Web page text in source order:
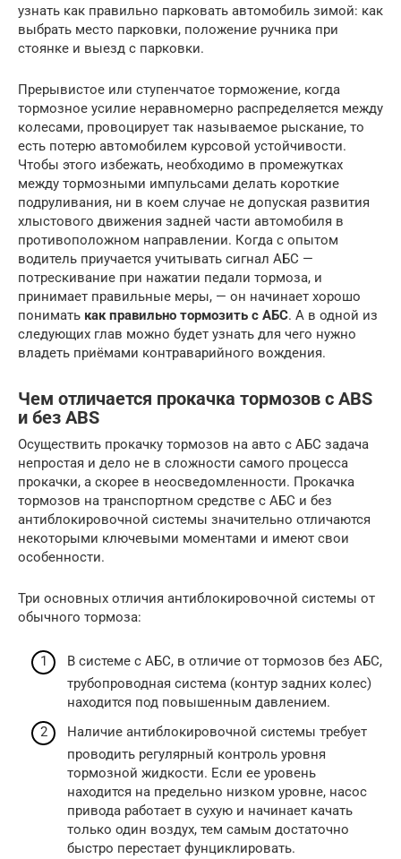
узнать как правильно парковать автомобиль зимой: как
выбрать место парковки, положение ручника при
стоянке и выезд с парковки.
Прерывистое или ступенчатое торможение, когда
тормозное усилие неравномерно распределяется между
колесами, провоцирует так называемое рыскание, то
есть потерю автомобилем курсовой устойчивости.
Чтобы этого избежать, необходимо в промежутках
между тормозными импульсами делать короткие
подруливания, ни в коем случае не допуская развития
хлыстового движения задней части автомобиля в
противоположном направлении. Когда с опытом
водитель приучается учитывать сигнал АБС —
потрескивание при нажатии педали тормоза, и
принимает правильные меры, — он начинает хорошо
понимать как правильно тормозить с АБС. А в одной из
следующих глав можно будет узнать для чего нужно
владеть приёмами контраварийного вождения.
Чем отличается прокачка тормозов c ABS
и без ABS
Осуществить прокачку тормозов на авто с АБС задача
непростая и дело не в сложности самого процесса
прокачки, а скорее в неосведомленности. Прокачка
тормозов на транспортном средстве с АБС и без
антиблокировочной системы значительно отличаются
некоторыми ключевыми моментами и имеют свои
особенности.
Три основных отличия антиблокировочной системы от
обычного тормоза:
В системе с АБС, в отличие от тормозов без АБС,
трубопроводная система (контур задних колес)
находится под повышенным давлением.
Наличие антиблокировочной системы требует
проводить регулярный контроль уровня
тормозной жидкости. Если ее уровень
находится на предельно низком уровне, насос
привода работает в сухую и начинает качать
только один воздух, тем самым достаточно
быстро перестает фунциклировать.